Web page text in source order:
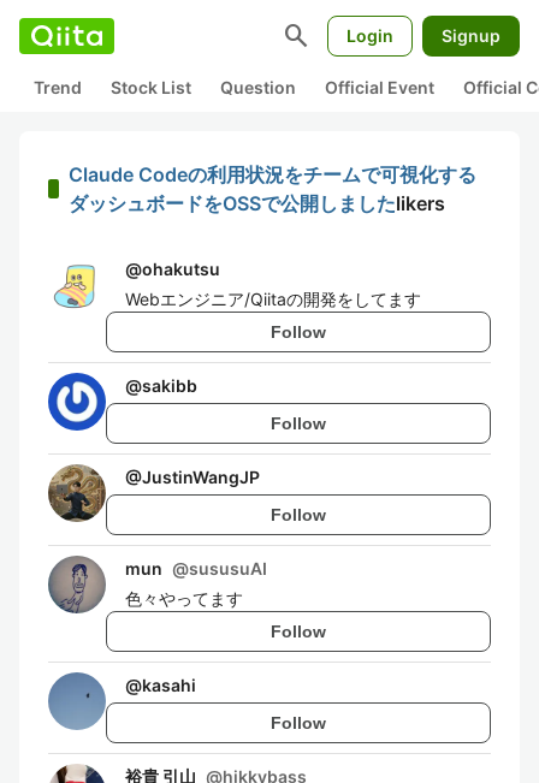
search Login Signup
Trend Stock List Question Official Event Official
Claude Codeの利用状況をチームで可視化する
ダッシュボードをOSSで公開しましたlikers
@ohakutsu
Webエンジニア/Qiitaの開発をしてます
Follow
@sakibb
Follow
@JustinWangJP
Follow
mun @sususuAI
色々やってます
Follow
@kasahi
Follow
裕貴 引山 @hikkybass